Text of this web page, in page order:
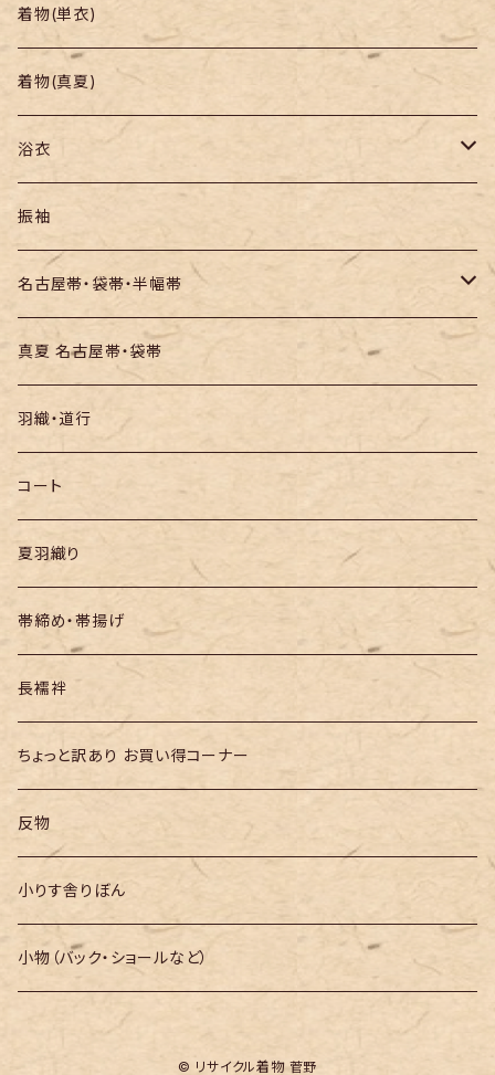
帯
羽織り・道行
小紋
色無地・江戸小紋
紬
訪問着・付下
お召し
着物(単衣)
着物(真夏)
浴衣
セオα・ポリ
木綿・綿麻
絞りの浴衣
振袖
名古屋帯・袋帯・半幅帯
名古屋帯
袋帯
半幅帯
真夏 名古屋帯・袋帯
羽織・道行
コート
夏羽織り
帯締め・帯揚げ
長襦袢
ちょっと訳あり お買い得コーナー
反物
小りす舎りぼん
小物（バック・ショールなど）
© リサイクル着物 菅野